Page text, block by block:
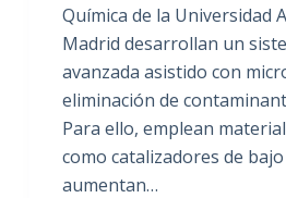
Química de la Universidad
Madrid desarrollan un
avanzada asistido con
eliminación de
Para ello, emplean
como catalizadores de
aumentan…